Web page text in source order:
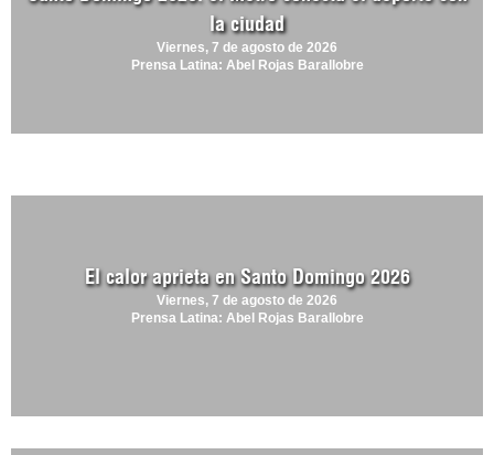
la ciudad
Viernes, 7 de agosto de 2026
Prensa Latina: Abel Rojas Barallobre
El calor aprieta en Santo Domingo 2026
Viernes, 7 de agosto de 2026
Prensa Latina: Abel Rojas Barallobre